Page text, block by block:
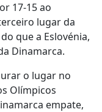
17-15 ao
lugar da
que a Eslovénia,
Dinamarca.
o lugar no
Olímpicos
empate,